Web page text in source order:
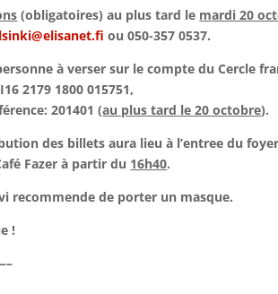
(obligatoires) au plus tard le mardi 20
ou 050-357 0537.
à verser sur le compte du Cercle
2179 1800 015751,
201401 (au plus tard le 20 octobre).
des billets aura lieu à l’entree du
Fazer à partir du 16h40.
recommende de porter un masque.
!